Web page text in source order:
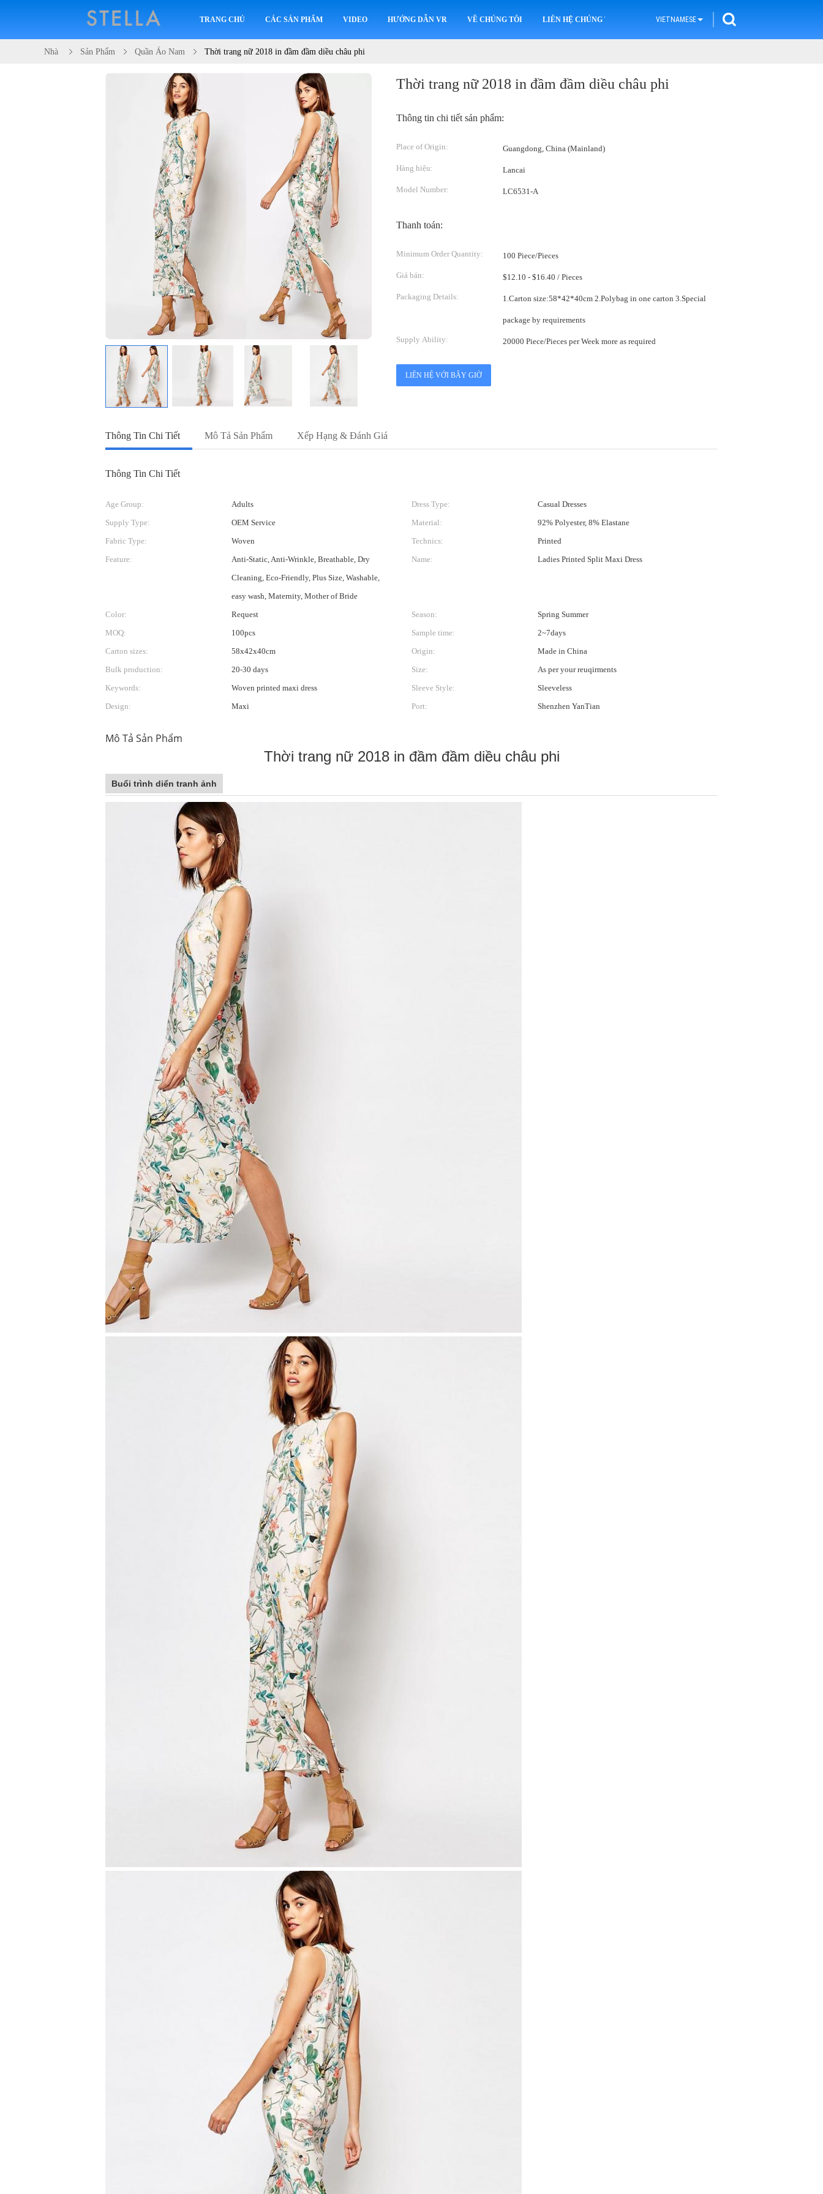
TRANG CHỦ CÁC SẢN PHẨM VIDEO HƯỚNG DẪN VR VỀ CHÚNG TÔI LIÊN HỆ CHÚNG TÔI VIETNAMESE
Nhà Sản Phẩm Quần Áo Nam Thời trang nữ 2018 in đầm đầm diều châu phi
Thời trang nữ 2018 in đầm đầm diều châu phi
Thông tin chi tiết sản phẩm:
Place of Origin: Guangdong, China (Mainland)
Hàng hiệu: Lancai
Model Number: LC6531-A
Thanh toán:
Minimum Order Quantity: 100 Piece/Pieces
Giá bán: $12.10 - $16.40 / Pieces
Packaging Details: 1.Carton size:58*42*40cm 2.Polybag in one carton 3.Special
package by requirements
Supply Ability: 20000 Piece/Pieces per Week more as required
LIÊN HỆ VỚI BÂY GIỜ
Thông Tin Chi Tiết Mô Tả Sản Phẩm Xếp Hạng & Đánh Giá
Thông Tin Chi Tiết
Age Group: Adults Dress Type:
Casual Dresses
Supply Type:
OEM Service Material:
92% Polyester, 8% Elastane
Fabric Type:
Woven Technics:
Printed
Feature:
Anti-Static, Anti-Wrinkle, Breathable, Dry
Cleaning, Eco-Friendly, Plus Size, Washable,
easy wash, Maternity, Mother of Bride
Name: Ladies Printed Split Maxi Dress
Color: Request Season:
Spring Summer
MOQ:
100pcs Sample time:
2~7days
Carton sizes:
58x42x40cm Origin:
Made in China
Bulk production:
20-30 days Size:
As per your reuqirments
Keywords:
Woven printed maxi dress Sleeve Style:
Sleeveless
Design:
Maxi Port: Shenzhen YanTian
Mô Tả Sản Phẩm
Thời trang nữ 2018 in đầm đầm diều châu phi
Buổi trình diển tranh ảnh